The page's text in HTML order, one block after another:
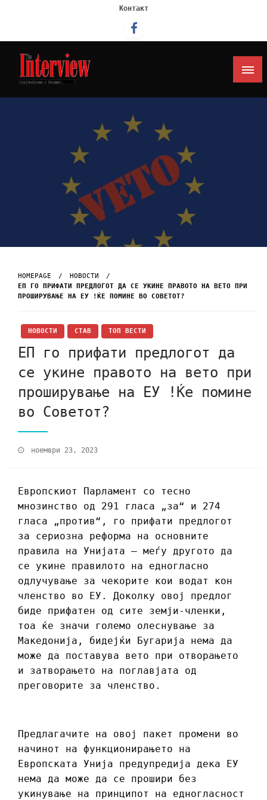
Контакт
Интервју
HOMEPAGE
НОВОСТИ
ЕП ГО ПРИФАТИ ПРЕДЛОГОТ ДА СЕ УКИНЕ ПРАВОТО НА ВЕТО ПРИ
ПРОШИРУВАЊЕ НА ЕУ !ЌЕ ПОМИНЕ ВО СОВЕТОТ?
НОВОСТИ СТАВ ТОП ВЕСТИ
ЕП го прифати предлогот да
се укине правото на вето при
проширување на ЕУ !Ќе помине
во Советот?
ноември 23, 2023
Европскиот Парламент со тесно
мнозинство од 291 гласа „за“ и 274
гласа „против“, го прифати предлогот
за сериозна реформа на основните
правила на Унијата – меѓу другото да
се укине правилото на едногласно
одлучување за чекорите кои водат кон
членство во ЕУ. Доколку овој предлог
биде прифатен од сите земји-членки,
тоа ќе значи големо олеснување за
Македонија, бидејќи Бугарија нема да
може да поставува вето при отворањето
и затворањето на поглавјата од
преговорите за членство.
Предлагачите на овој пакет промени во
начинот на функционирањето на
Европската Унија предупредија дека ЕУ
нема да може да се прошири без
укинување на принципот на едногласност